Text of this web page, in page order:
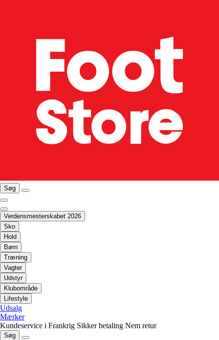
Søg
Verdensmesterskabet 2026
Sko
Hold
Børn
Træning
Vagter
Udstyr
Klubområde
Lifestyle
Udsalg
Mærker
Kundeservice i Frankrig Sikker betaling Nem retur
Søg